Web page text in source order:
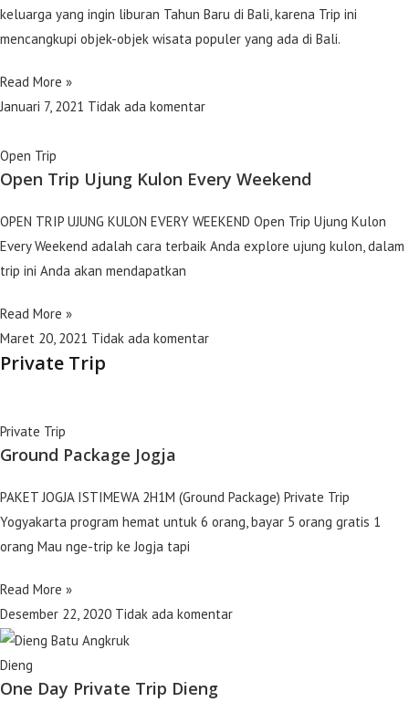
keluarga yang ingin liburan Tahun Baru di Bali, karena Trip ini
mencangkupi objek-objek wisata populer yang ada di Bali.
Read More »
Januari 7, 2021 Tidak ada komentar
Open Trip
Open Trip Ujung Kulon Every Weekend
OPEN TRIP UJUNG KULON EVERY WEEKEND Open Trip Ujung Kulon
Every Weekend adalah cara terbaik Anda explore ujung kulon, dalam
trip ini Anda akan mendapatkan
Read More »
Maret 20, 2021 Tidak ada komentar
Private Trip
Private Trip
Ground Package Jogja
PAKET JOGJA ISTIMEWA 2H1M (Ground Package) Private Trip
Yogyakarta program hemat untuk 6 orang, bayar 5 orang gratis 1
orang Mau nge-trip ke Jogja tapi
Read More »
Desember 22, 2020 Tidak ada komentar
Dieng
One Day Private Trip Dieng